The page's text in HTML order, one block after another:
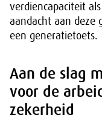
verdiencapaciteit
aandacht aan deze
een generatietoets.
Aan de slag
voor de
zekerheid